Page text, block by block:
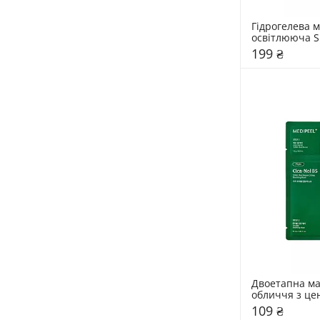
Гідрогелева
освітлююча
Deep
Brightening
199 ₴
Двоетапна
обличчя з
Peel 25 мл
109 ₴